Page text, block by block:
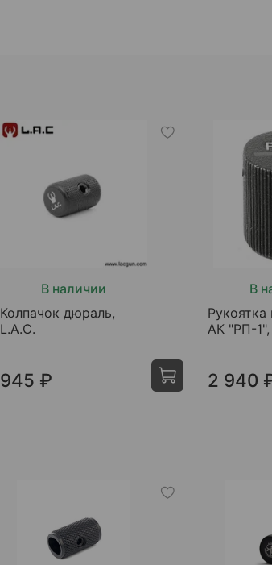
Колпачок дюраль,
L.A.C.
В наличии
945 ₽
Рукоятка
АК "РП-1",
В
2 940